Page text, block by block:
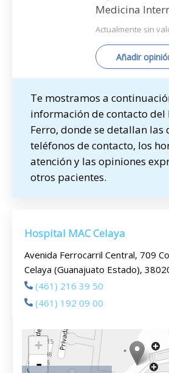
Medicina
Actualmente sin
Añadir
Te mostramos a
información de contacto del
Ferro, donde se detallan las
teléfonos de contacto, los
atención y las opiniones
otros pacientes.
Hospital MAC Celaya
Avenida Ferrocarril Central, 709
Celaya (Guanajuato Estado),
(461) 216 39 50
(461) 192 09 00
+
-